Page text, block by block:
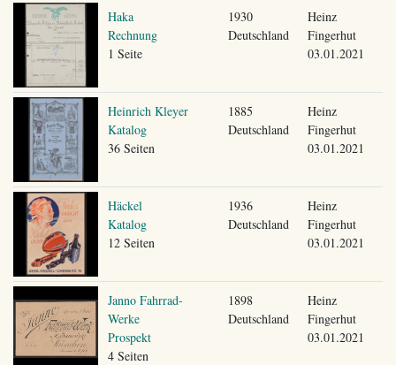
Haka
Rechnung
1 Seite
1930
Deutschland
Heinz
Fingerhut
03.01.2021
Heinrich Kleyer
Katalog
36 Seiten
1885
Deutschland
Heinz
Fingerhut
03.01.2021
Häckel
Katalog
12 Seiten
1936
Deutschland
Heinz
Fingerhut
03.01.2021
Janno Fahrrad-
Werke
Prospekt
4 Seiten
1898
Deutschland
Heinz
Fingerhut
03.01.2021